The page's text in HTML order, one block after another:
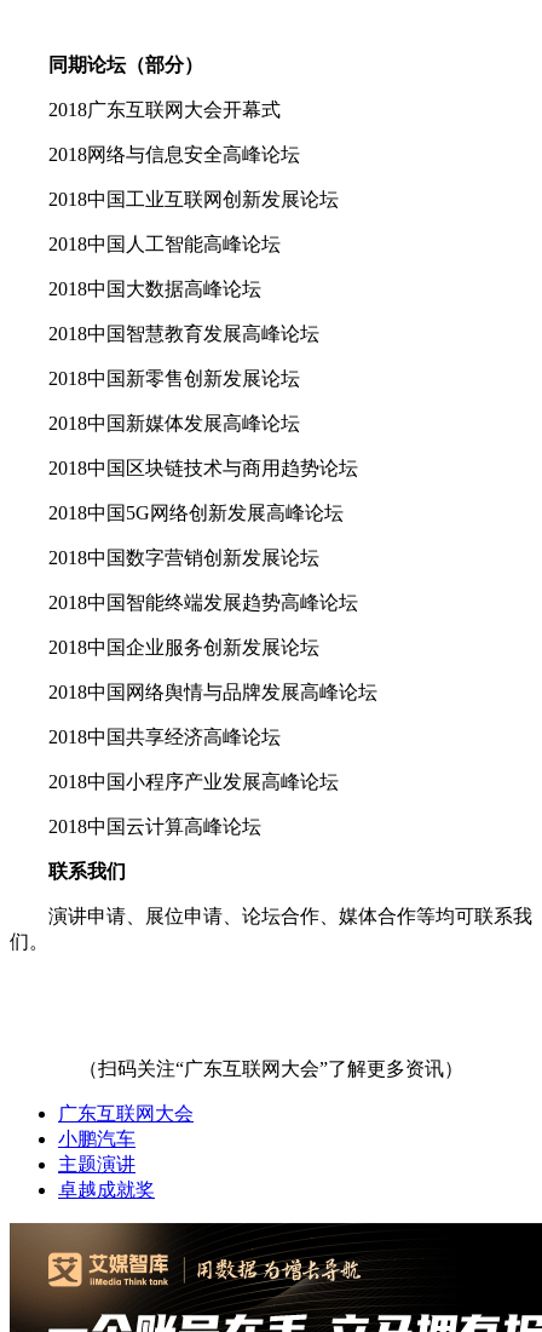
同期论坛（部分）
2018广东互联网大会开幕式
2018网络与信息安全高峰论坛
2018中国工业互联网创新发展论坛
2018中国人工智能高峰论坛
2018中国大数据高峰论坛
2018中国智慧教育发展高峰论坛
2018中国新零售创新发展论坛
2018中国新媒体发展高峰论坛
2018中国区块链技术与商用趋势论坛
2018中国5G网络创新发展高峰论坛
2018中国数字营销创新发展论坛
2018中国智能终端发展趋势高峰论坛
2018中国企业服务创新发展论坛
2018中国网络舆情与品牌发展高峰论坛
2018中国共享经济高峰论坛
2018中国小程序产业发展高峰论坛
2018中国云计算高峰论坛
联系我们
演讲申请、展位申请、论坛合作、媒体合作等均可联系我
们。
（扫码关注“广东互联网大会”了解更多资讯）
广东互联网大会
小鹏汽车
主题演讲
卓越成就奖